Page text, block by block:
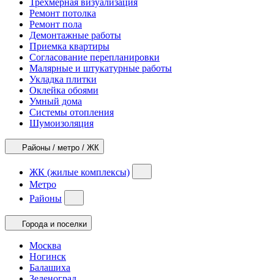
Трехмерная визуализация
Ремонт потолка
Ремонт пола
Демонтажные работы
Приемка квартиры
Согласование перепланировки
Малярные и штукатурные работы
Укладка плитки
Оклейка обоями
Умный дома
Системы отопления
Шумоизоляция
Районы / метро / ЖК
ЖК (жилые комплексы)
Метро
Районы
Города и поселки
Москва
Ногинск
Балашиха